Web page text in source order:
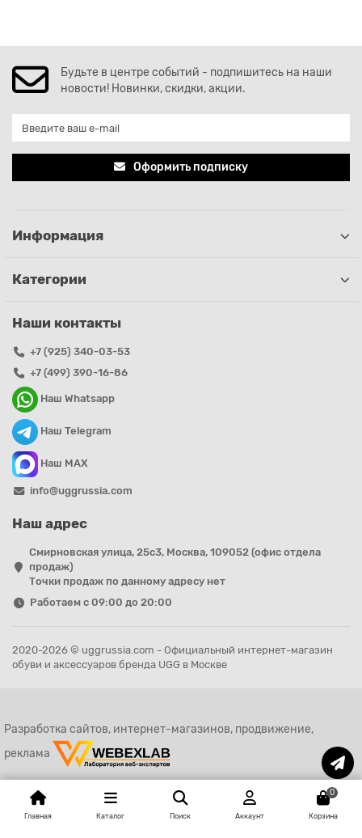
Будьте в центре событий - подпишитесь на наши
новости! Новинки, скидки, акции.
Оформить подписку
Информация
Категории
Наши контакты
+7 (925) 340-03-53
+7 (499) 390-16-86
Наш Whatsapp
Наш Telegram
Наш MAX
info@uggrussia.com
Наш адрес
Смирновская улица, 25с3, Москва, 109052 (офис отдела
продаж)
Точки продаж по данному адресу нет
Работаем с 09:00 до 20:00
2020-2026 © uggrussia.com - Официальный интернет-магазин
обуви и аксессуаров бренда UGG в Москве
Разработка сайтов, интернет-магазинов, продвижение,
реклама
Главная Каталог Поиск Аккаунт
0
Корзина